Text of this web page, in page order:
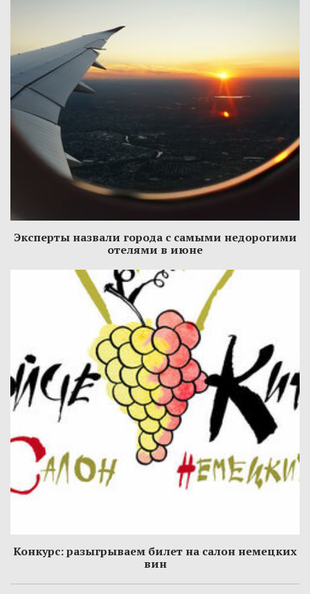
Эксперты назвали города с самыми недорогими
отелями в июне
Конкурс: разыгрываем билет на салон немецких
вин